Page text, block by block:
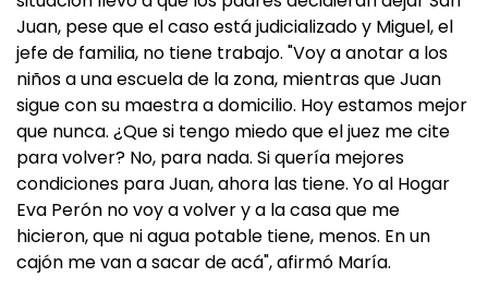
Juan, pese que el caso está judicializado y Miguel, el
jefe de familia, no tiene trabajo. "Voy a anotar a los
niños a una escuela de la zona, mientras que Juan
sigue con su maestra a domicilio. Hoy estamos mejor
que nunca. ¿Que si tengo miedo que el juez me cite
para volver? No, para nada. Si quería mejores
condiciones para Juan, ahora las tiene. Yo al Hogar
Eva Perón no voy a volver y a la casa que me
hicieron, que ni agua potable tiene, menos. En un
cajón me van a sacar de acá", afirmó María.